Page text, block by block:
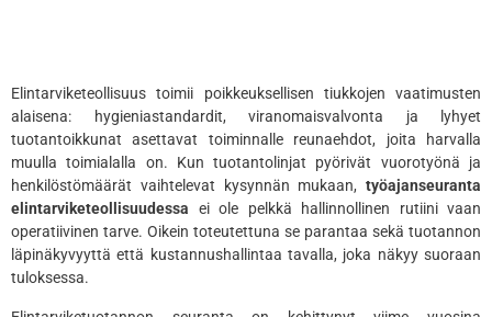
Elintarviketeollisuus toimii poikkeuksellisen tiukkojen vaatimusten
alaisena: hygieniastandardit, viranomaisvalvonta ja lyhyet
tuotantoikkunat asettavat toiminnalle reunaehdot, joita harvalla
muulla toimialalla on. Kun tuotantolinjat pyörivät vuorotyönä ja
henkilöstömäärät vaihtelevat kysynnän mukaan, työajanseuranta
elintarviketeollisuudessa ei ole pelkkä hallinnollinen rutiini vaan
operatiivinen tarve. Oikein toteutettuna se parantaa sekä tuotannon
läpinäkyvyyttä että kustannushallintaa tavalla, joka näkyy suoraan
tuloksessa.